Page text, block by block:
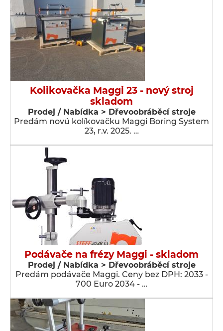
Kolikovačka Maggi 23 - nový stroj
skladom
Prodej / Nabídka > Dřevoobráběcí stroje
Predám novú kolíkovačku Maggi Boring System
23, r.v. 2025. …
Podávače na frézy Maggi - skladom
Prodej / Nabídka > Dřevoobráběcí stroje
Predám podávače Maggi. Ceny bez DPH: 2033 -
700 Euro 2034 - …